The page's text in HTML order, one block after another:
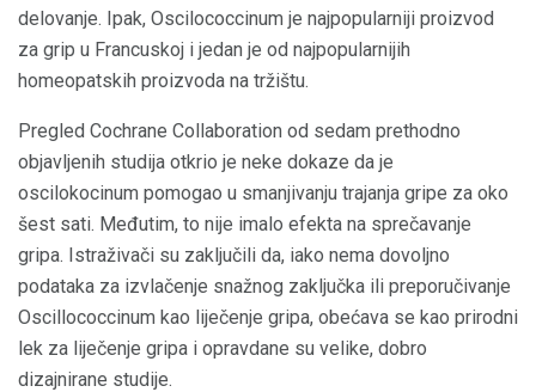
delovanje. Ipak, Oscilococcinum je najpopularniji proizvod
za grip u Francuskoj i jedan je od najpopularnijih
homeopatskih proizvoda na tržištu.
Pregled Cochrane Collaboration od sedam prethodno
objavljenih studija otkrio je neke dokaze da je
oscilokocinum pomogao u smanjivanju trajanja gripe za oko
šest sati. Međutim, to nije imalo efekta na sprečavanje
gripa. Istraživači su zaključili da, iako nema dovoljno
podataka za izvlačenje snažnog zaključka ili preporučivanje
Oscillococcinum kao liječenje gripa, obećava se kao prirodni
lek za liječenje gripa i opravdane su velike, dobro
dizajnirane studije.